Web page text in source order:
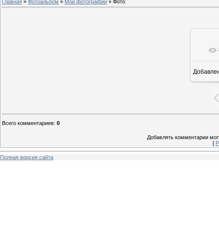
Главная » Фотоальбом » Мои фотографии » Фото
Всего комментариев: 0
Добавлять комментарии
[
Полная версия сайта